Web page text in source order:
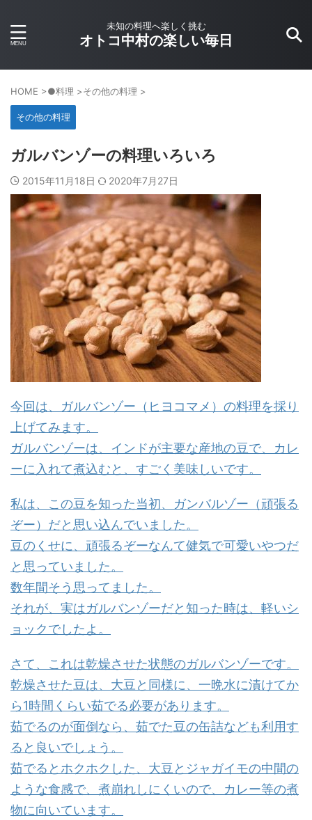
未知の料理へ楽しく挑む
オトコ中村の楽しい毎日
HOME >●料理 >その他の料理 >
その他の料理
ガルバンゾーの料理いろいろ
2015年11月18日 2020年7月27日
今回は、ガルバンゾー（ヒヨコマメ）の料理を採り
上げてみます。
ガルバンゾーは、インドが主要な産地の豆で、カレ
ーに入れて煮込むと、すごく美味しいです。
私は、この豆を知った当初、ガンバルゾー（頑張る
ぞー）だと思い込んでいました。
豆のくせに、頑張るぞーなんて健気で可愛いやつだ
と思っていました。
数年間そう思ってました。
それが、実はガルバンゾーだと知った時は、軽いシ
ョックでしたよ。
さて、これは乾燥させた状態のガルバンゾーです。
乾燥させた豆は、大豆と同様に、一晩水に漬けてか
ら1時間くらい茹でる必要があります。
茹でるのが面倒なら、茹でた豆の缶詰なども利用す
ると良いでしょう。
茹でるとホクホクした、大豆とジャガイモの中間の
ような食感で、煮崩れしにくいので、カレー等の煮
物に向いています。